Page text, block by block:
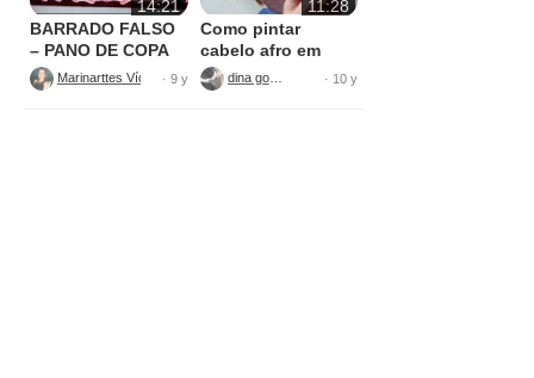
14:21
BARRADO FALSO
– PANO DE COPA
· 9 y
11:28
Como pintar
cabelo afro em
tecido
dina gomes · 10 y